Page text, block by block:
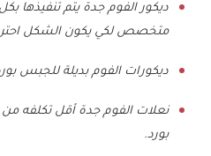
ديكور الفوم جدة يتم تنفيذها
متخصص لكي يكون الشكل
ديكورات الفوم بديلة للجبس
نعلات الفوم جدة أقل تكلفه
بورد.